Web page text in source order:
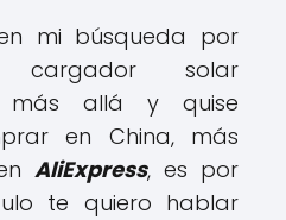
mi búsqueda por
cargador solar
más allá y quise
en China, más
AliExpress, es por
te quiero hablar